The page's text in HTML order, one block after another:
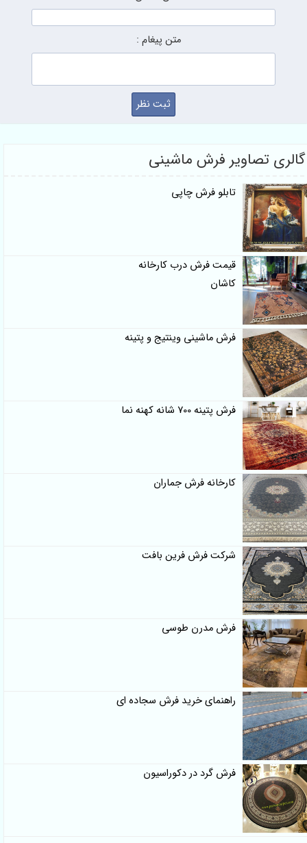
متن پیغام :
گالری تصاویر فرش ماشینی
تابلو فرش چاپی
قیمت فرش درب کارخانه
کاشان
فرش ماشینی وینتیج و پتینه
فرش پتینه 700 شانه کهنه نما
کارخانه فرش جماران
شرکت فرش فرین بافت
فرش مدرن طوسی
راهنمای خرید فرش سجاده ای
فرش گرد در دکوراسیون